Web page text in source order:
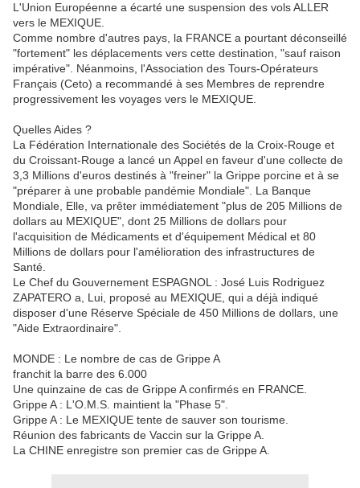
L'Union Européenne a écarté une suspension des vols ALLER
vers le MEXIQUE.
Comme nombre d'autres pays, la FRANCE a pourtant déconseillé
"fortement" les déplacements vers cette destination, "sauf raison
impérative". Néanmoins, l'Association des Tours-Opérateurs
Français (Ceto) a recommandé à ses Membres de reprendre
progressivement les voyages vers le MEXIQUE.
Quelles Aides ?
La Fédération Internationale des Sociétés de la Croix-Rouge et
du Croissant-Rouge a lancé un Appel en faveur d'une collecte de
3,3 Millions d'euros destinés à "freiner" la Grippe porcine et à se
"préparer à une probable pandémie Mondiale". La Banque
Mondiale, Elle, va prêter immédiatement "plus de 205 Millions de
dollars au MEXIQUE", dont 25 Millions de dollars pour
l'acquisition de Médicaments et d'équipement Médical et 80
Millions de dollars pour l'amélioration des infrastructures de
Santé.
Le Chef du Gouvernement ESPAGNOL : José Luis Rodriguez
ZAPATERO a, Lui, proposé au MEXIQUE, qui a déjà indiqué
disposer d'une Réserve Spéciale de 450 Millions de dollars, une
"Aide Extraordinaire".
MONDE : Le nombre de cas de Grippe A
franchit la barre des 6.000
Une quinzaine de cas de Grippe A confirmés en FRANCE.
Grippe A : L'O.M.S. maintient la "Phase 5".
Grippe A : Le MEXIQUE tente de sauver son tourisme.
Réunion des fabricants de Vaccin sur la Grippe A.
La CHINE enregistre son premier cas de Grippe A.